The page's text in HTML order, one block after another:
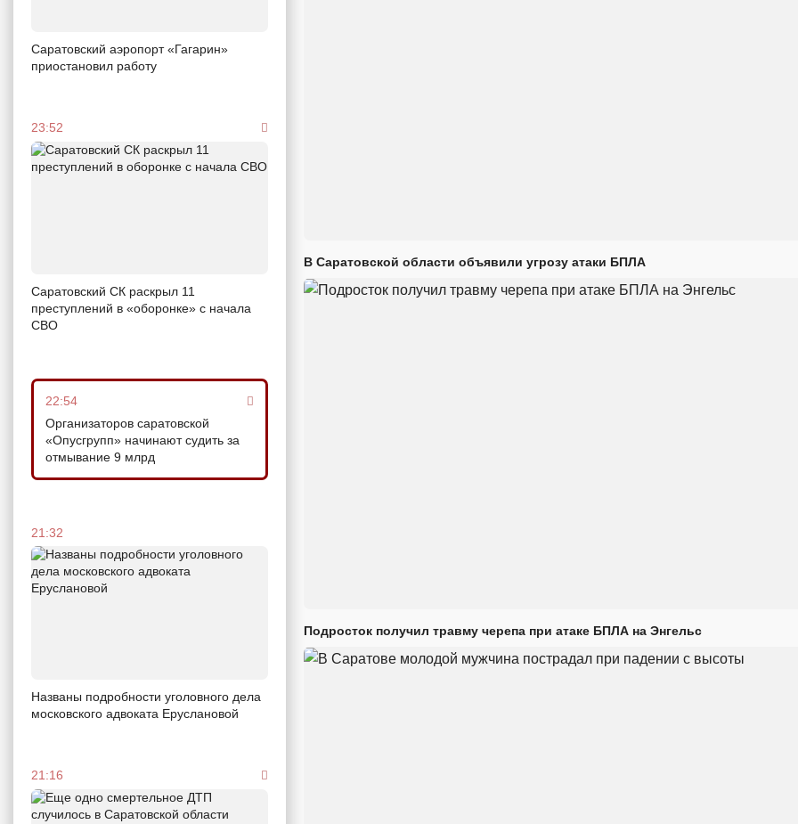
Саратовский аэропорт «Гагарин»
приостановил работу
23:52
Саратовский СК раскрыл 11
преступлений в «оборонке» с начала
СВО
22:54
Организаторов саратовской
«Опусгрупп» начинают судить за
отмывание 9 млрд
21:32
Названы подробности уголовного дела
московского адвоката Еруслановой
21:16
В Саратовской области объявили угрозу атаки БПЛА
Подросток получил травму черепа при атаке БПЛА на Энгельс